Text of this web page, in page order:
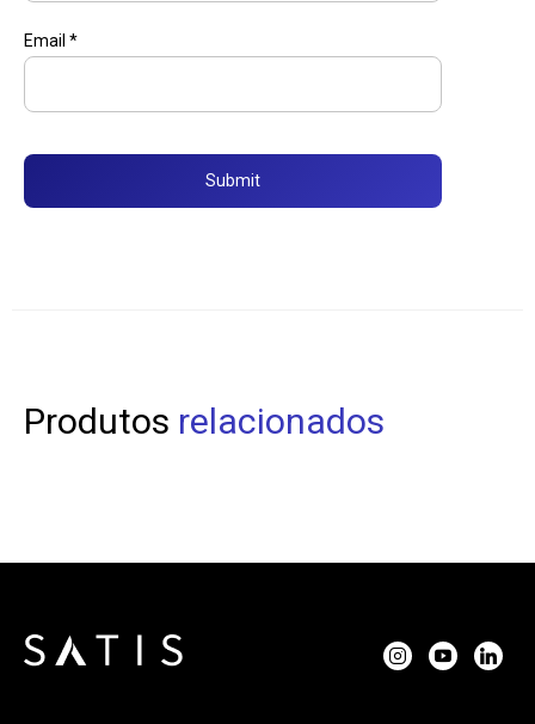
Email *
Produtos relacionados